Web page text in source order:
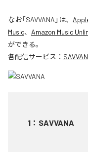
なお「SAVVANA 」は、
Music、 Amazon Music
ができる。
各配信サービス：
1 ： SAVVANA